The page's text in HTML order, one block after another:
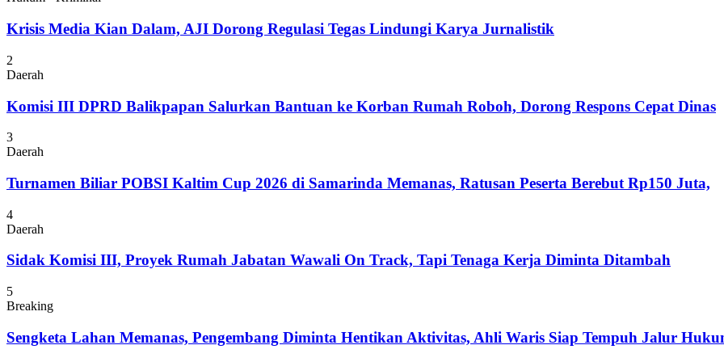
Krisis Media Kian Dalam, AJI Dorong Regulasi Tegas Lindungi Karya Jurnalistik
2
Daerah
Komisi III DPRD Balikpapan Salurkan Bantuan ke Korban Rumah Roboh, Dorong Respons Cepat Dinas
3
Daerah
Turnamen Biliar POBSI Kaltim Cup 2026 di Samarinda Memanas, Ratusan Peserta Berebut Rp150 Juta,
4
Daerah
Sidak Komisi III, Proyek Rumah Jabatan Wawali On Track, Tapi Tenaga Kerja Diminta Ditambah
5
Breaking
Sengketa Lahan Memanas, Pengembang Diminta Hentikan Aktivitas, Ahli Waris Siap Tempuh Jalur